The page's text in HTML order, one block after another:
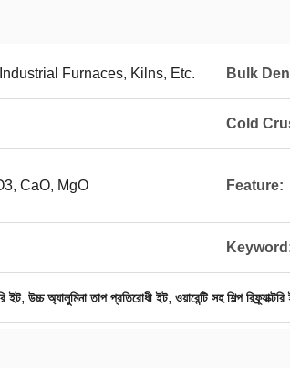
Furnaces, Kilns, Etc. Bulk
Cold
CaO, MgO Feature:
ইট, উচ্চ অ্যালুমিনা তাপ প্রতিরোধী ইট, ওয়ারেন্টি সহ শিল্প